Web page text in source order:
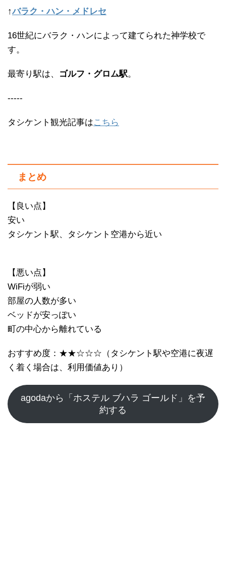
↑バラク・ハン・メドレセ
16世紀にバラク・ハンによって建てられた神学校で
す。
最寄り駅は、 ゴルフ・グロム駅。
-----
タシケント観光記事はこちら
まとめ
【良い点】
安い
タシケント駅、タシケント空港から近い
【悪い点】
WiFiが弱い
部屋の人数が多い
ベッドが安っぽい
町の中心から離れている
おすすめ度：★★☆☆☆（タシケント駅や空港に夜遅
く着く場合は、利用価値あり）
agodaから「ホステル ブハラ ゴールド」を予
約する